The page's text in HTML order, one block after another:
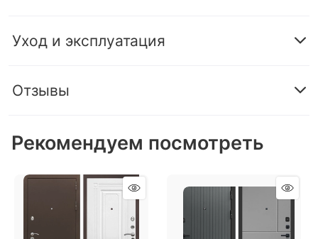
Уход и эксплуатация
Отзывы
Рекомендуем посмотреть